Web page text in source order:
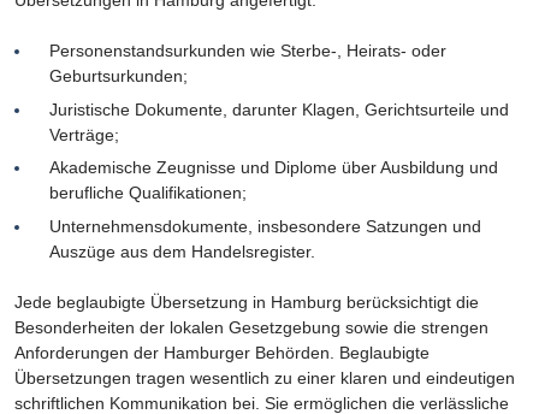
Personenstandsurkunden wie Sterbe-, Heirats- oder
Geburtsurkunden;
Juristische Dokumente, darunter Klagen, Gerichtsurteile und
Verträge;
Akademische Zeugnisse und Diplome über Ausbildung und
berufliche Qualifikationen;
Unternehmensdokumente, insbesondere Satzungen und
Auszüge aus dem Handelsregister.
Jede beglaubigte Übersetzung in Hamburg berücksichtigt die
Besonderheiten der lokalen Gesetzgebung sowie die strengen
Anforderungen der Hamburger Behörden. Beglaubigte
Übersetzungen tragen wesentlich zu einer klaren und eindeutigen
schriftlichen Kommunikation bei. Sie ermöglichen die verlässliche